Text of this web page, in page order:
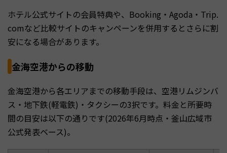
ホテル公式サイトの会員特典や、Booking・Agoda・Trip.
comなど比較サイトのキャンペーンを併用するとさらに割
安になる場合があります。
金海空港からの移動
金海空港から各エリアまでの移動手段は、空港リムジンバ
ス・地下鉄(軽電鉄)・タクシーの3択です。料金と所要時
間の目安は以下の通りです(2026年6月時点・釜山広域市
公式発表ベース)。